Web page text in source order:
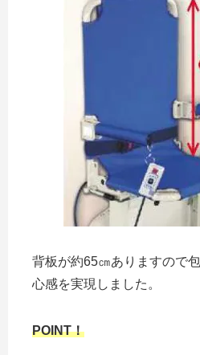
背板が約65㎝ありますので
心感を実現しました。
POINT！